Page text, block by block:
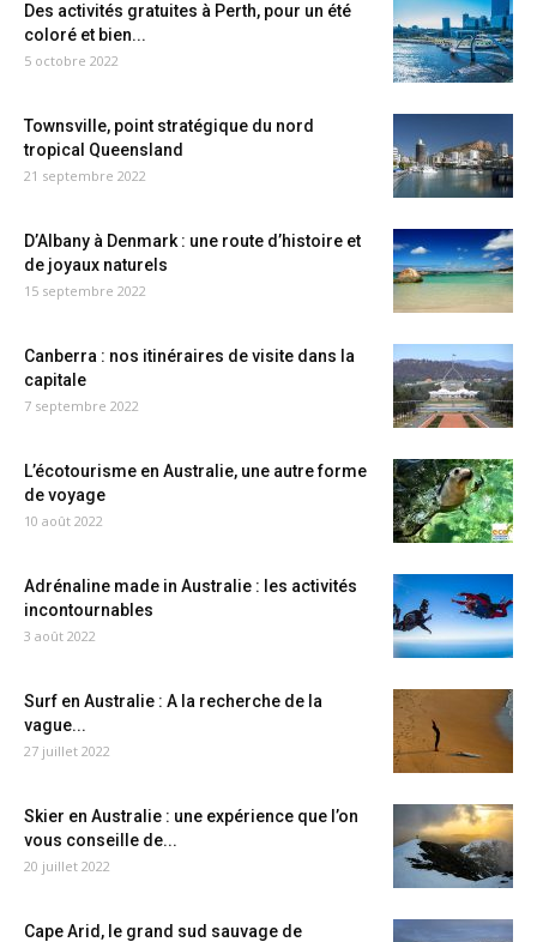
Des activités gratuites à Perth, pour un été
coloré et bien...
5 octobre 2022
Townsville, point stratégique du nord
tropical Queensland
21 septembre 2022
D’Albany à Denmark : une route d’histoire et
de joyaux naturels
15 septembre 2022
Canberra : nos itinéraires de visite dans la
capitale
7 septembre 2022
L’écotourisme en Australie, une autre forme
de voyage
10 août 2022
Adrénaline made in Australie : les activités
incontournables
3 août 2022
Surf en Australie : A la recherche de la
vague...
27 juillet 2022
Skier en Australie : une expérience que l’on
vous conseille de...
20 juillet 2022
Cape Arid, le grand sud sauvage de